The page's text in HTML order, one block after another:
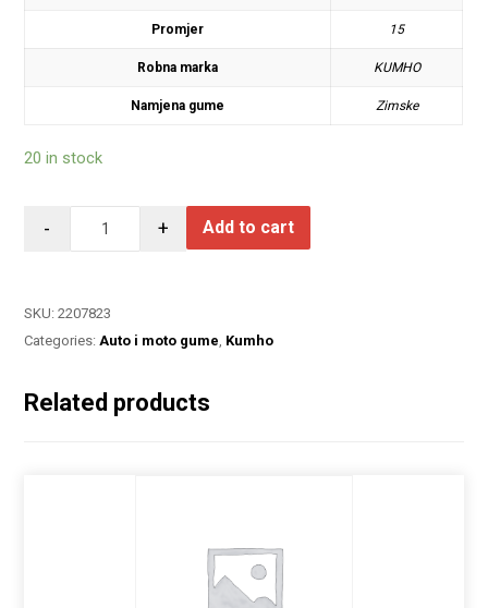
Promjer 15
Robna marka KUMHO
Namjena gume Zimske
20 in stock
- + Add to cart
SKU:2207823
Categories:Auto i moto gume, Kumho
Related products